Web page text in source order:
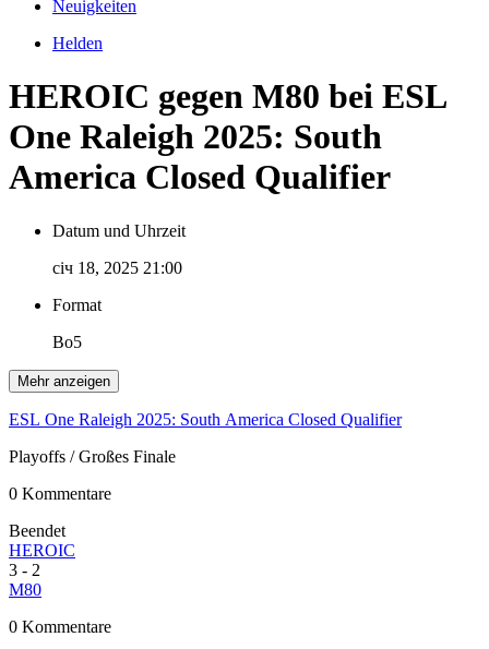
Neuigkeiten
Helden
HEROIC gegen M80 bei ESL
One Raleigh 2025: South
America Closed Qualifier
Datum und Uhrzeit
січ 18, 2025 21:00
Format
Bo5
Mehr anzeigen
ESL One Raleigh 2025: South America Closed Qualifier
Playoffs / Großes Finale
0 Kommentare
Beendet
HEROIC
3 - 2
M80
0 Kommentare